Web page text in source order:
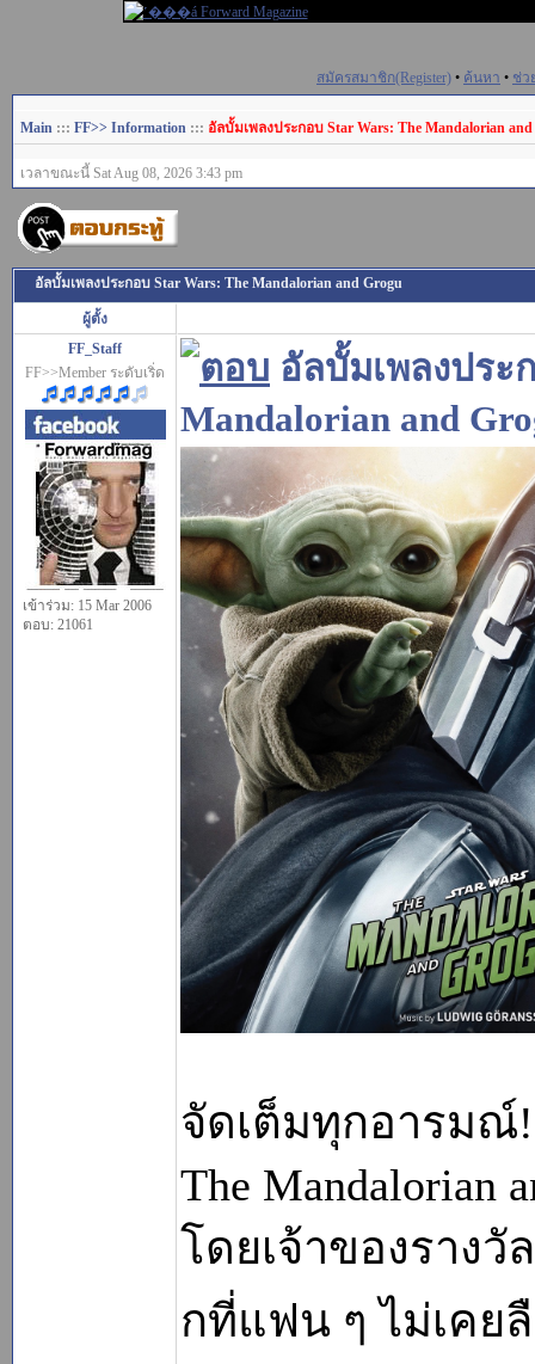
สมัครสมาชิก(Register) • ค้นหา • ช่ว
Main ::: FF>> Information ::: อัลบั้มเพลงประกอบ Star Wars: The Mandalorian
เวลาขณะนี้ Sat Aug 08, 2026 3:43 pm
อัลบั้มเพลงประกอบ Star Wars: The Mandalorian and Grogu
ผู้ตั้ง
FF_Staff
FF>>Member ระดับเริ่ด
เข้าร่วม: 15 Mar 2006
ตอบ: 21061
อัลบั้มเพลงประ
Mandalorian and
จัดเต็มทุกอารมณ์!
The Mandalorian
โดยเจ้าของราง
กที่แฟน ๆ ไม่เคย